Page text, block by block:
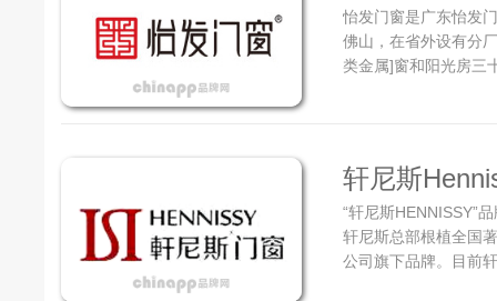
怡发门窗是广东怡发
佛山，在省外设有分
类金属]窗和阳光房三
轩尼斯
“轩尼斯HENNISSY”
轩尼斯总部根植全国
公司旗下品牌。目前